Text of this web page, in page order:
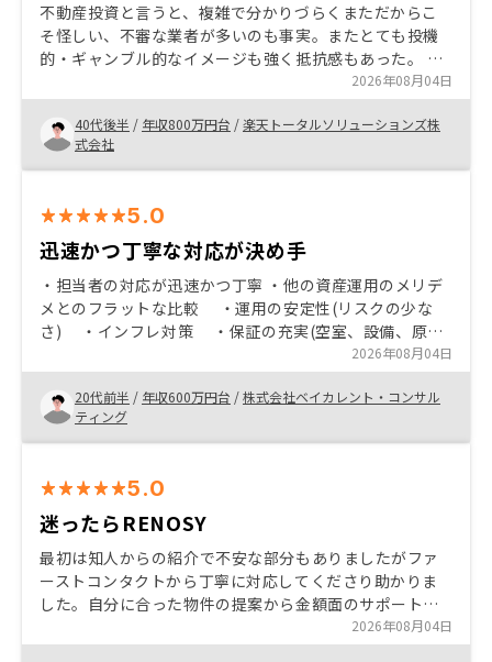
不動産投資と言うと、複雑で分かりづらくまただからこ
そ怪しい、不審な業者が多いのも事実。またとても投機
的・ギャンブル的なイメージも強く抵抗感もあった。 で
もビジネス手法がオープンなイメージを抱いたリノシー
に興味を持った。 話を聞いてみると慎重過ぎるくらいに
丁寧に説明してくれ、リスク等についてもはぐらかした
り曖昧にしたりする事も全くなく、誠実に答えてくれた
のが印象的だった。 またアプリによる情報提供・インタ
りづらい情報をわかりづらいまま続けている不動産業界
に対し「一般の人が見たい知りたい情報はこう」と言う
ホスピタリティを感じたのが購入を決めたきっかけ。 ダ
サくなく、またギラギラしてもいない、スタイリッシュ
さも良い。 公式LINE、個別グループLINE、リノシーアプ
リ、リノシーバンク …と利用用途が違うのは理解してい
るが、情報が分散しどこから何を見ればよいのか、やや
2026年08月04日
40代後半 / 年収800万円台 /楽天トータルソリューションズ株
式会社
5.0
迅速かつ丁寧な対応が決め手
・担当者の対応が迅速かつ丁寧 ・他の資産運用のメリデ
メとのフラットな比較 ・運用の安定性(リスクの少な
さ) ・インフレ対策 ・保証の充実(空室、設備、原状
回復費等) ・ローンのレバレッジによる収益性 ・
2026年08月04日
20代前半 / 年収600万円台 /株式会社ベイカレント・コンサル
ティング
5.0
迷ったらRENOSY
最初は知人からの紹介で不安な部分もありましたがファ
ーストコンタクトから丁寧に対応してくださり助かりま
した。自分に合った物件の提案から金額面のサポートは
とても丁寧で安心できます。アフターケアも充実してま
すのでおすすめできます。
2026年08月04日